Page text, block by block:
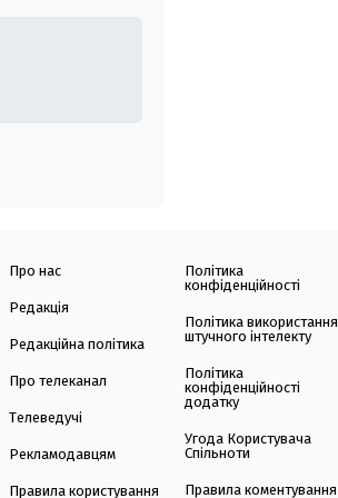
Про нас
Редакція
Редакційна політика
Про телеканал
Телеведучі
Рекламодавцям
Правила користування
Політика
конфіденційності
Політика використання
штучного інтелекту
Політика
конфіденційності
додатку
Угода Користувача
Спільноти
Правила коментування